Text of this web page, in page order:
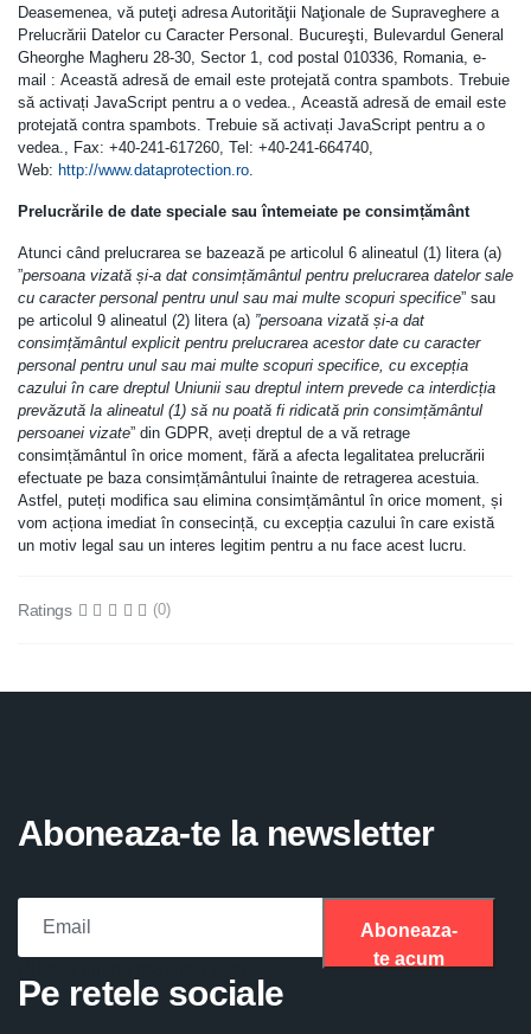
Deasemenea, vă puteţi adresa Autorităţii Naţionale de Supraveghere a
Prelucrării Datelor cu Caracter Personal. Bucureşti, Bulevardul General
Gheorghe Magheru 28-30, Sector 1, cod postal 010336, Romania, e-
mail : Această adresă de email este protejată contra spambots. Trebuie
să activați JavaScript pentru a o vedea., Această adresă de email este
protejată contra spambots. Trebuie să activați JavaScript pentru a o
vedea., Fax: +40-241-617260, Tel: +40-241-664740,
Web: http://www.dataprotection.ro.
Prelucrările de date speciale sau întemeiate pe consimțământ
Atunci când prelucrarea se bazează pe articolul 6 alineatul (1) litera (a)
”persoana vizată și-a dat consimțământul pentru prelucrarea datelor sale
cu caracter personal pentru unul sau mai multe scopuri specifice” sau
pe articolul 9 alineatul (2) litera (a) ”persoana vizată și-a dat
consimțământul explicit pentru prelucrarea acestor date cu caracter
personal pentru unul sau mai multe scopuri specifice, cu excepția
cazului în care dreptul Uniunii sau dreptul intern prevede ca interdicția
prevăzută la alineatul (1) să nu poată fi ridicată prin consimțământul
persoanei vizate” din GDPR, aveți dreptul de a vă retrage
consimțământul în orice moment, fără a afecta legalitatea prelucrării
efectuate pe baza consimțământului înainte de retragerea acestuia.
Astfel, puteți modifica sau elimina consimțământul în orice moment, și
vom acționa imediat în consecință, cu excepția cazului în care există
un motiv legal sau un interes legitim pentru a nu face acest lucru.
Ratings (0)
Aboneaza-te la newsletter
Aboneaza-
te acum
Pe retele sociale